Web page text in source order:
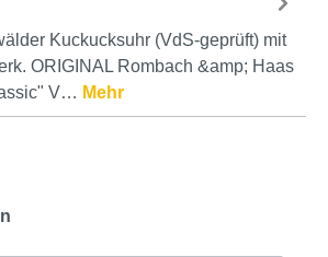
Kuckucksuhr (VdS-geprüft) mit
ORIGINAL Rombach &amp; Haas
V… Mehr